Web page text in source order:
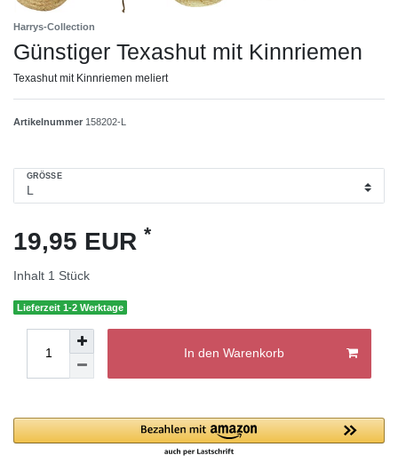
Harrys-Collection
Günstiger Texashut mit Kinnriemen
Texashut mit Kinnriemen meliert
Artikelnummer 158202-L
GRÖSSE
19,95 EUR *
Inhalt 1 Stück
Lieferzeit 1-2 Werktage
In den Warenkorb